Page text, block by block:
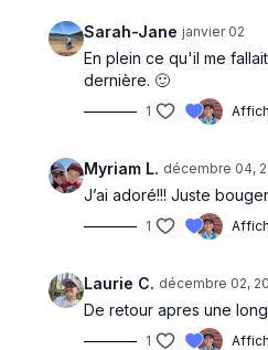
Sarah-Jane janvier 02
En plein ce qu'il me
dernière. 🙂
1
Myriam L. décembre 04,
J’ai adoré!!! Juste
1
Laurie C. décembre 02,
De retour apres une
1